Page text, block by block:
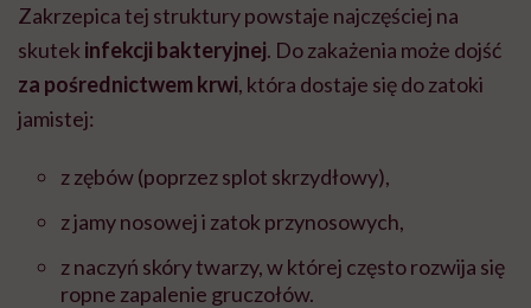
Zakrzepica tej struktury powstaje najczęściej na
skutek infekcji bakteryjnej. Do zakażenia może dojść
za pośrednictwem krwi, która dostaje się do zatoki
jamistej:
z zębów (poprzez splot skrzydłowy),
z jamy nosowej i zatok przynosowych,
z naczyń skóry twarzy, w której często rozwija się
ropne zapalenie gruczołów.